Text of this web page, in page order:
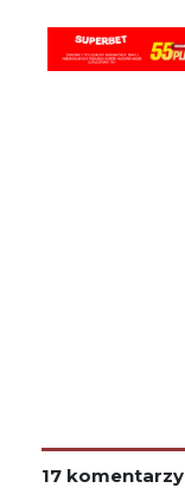
17 komentarzy